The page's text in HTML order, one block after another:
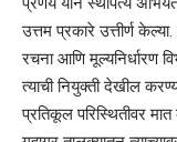
उत्तम प्रकारे उत्तीर्ण
रचना आणि मूल्यनिर्धारण
त्याची नियुक्ती देखील
प्रतिकूल परिस्थितीवर